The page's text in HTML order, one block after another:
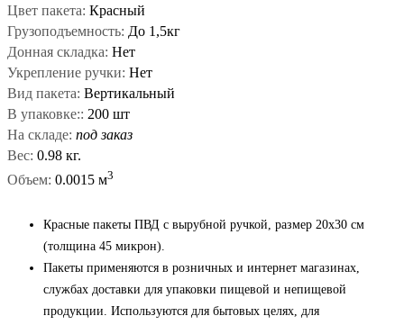
Цвет пакета: Красный
Грузоподъемность: До 1,5кг
Донная складка: Нет
Укрепление ручки: Нет
Вид пакета: Вертикальный
В упаковке:: 200 шт
На складе: под заказ
Вес: 0.98 кг.
Объем: 0.0015 м3
Красные пакеты ПВД с вырубной ручкой, размер 20x30 см
(толщина 45 микрон).
Пакеты применяются в розничных и интернет магазинах,
службах доставки для упаковки пищевой и непищевой
продукции. Используются для бытовых целях, для